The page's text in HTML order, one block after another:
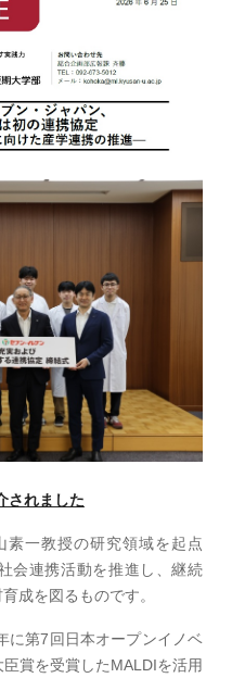
されました
素一教授の研究領域を起点
会連携活動を推進し、継続
成を図るものです。
に第7回日本オープンイノベ
賞を受賞したMALDIを活用